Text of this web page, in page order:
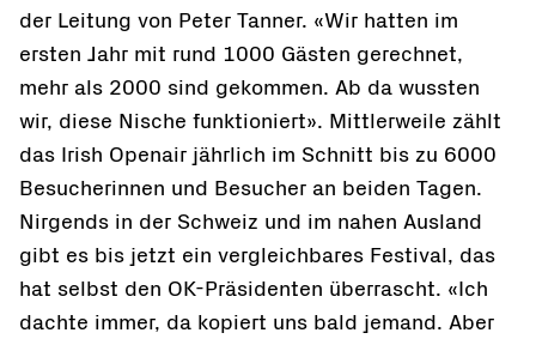
der Leitung von Peter Tanner. «Wir hatten im
ersten Jahr mit rund 1000 Gästen gerechnet,
mehr als 2000 sind gekommen. Ab da wussten
wir, diese Nische funktioniert». Mittlerweile zählt
das Irish Openair jährlich im Schnitt bis zu 6000
Besucherinnen und Besucher an beiden Tagen.
Nirgends in der Schweiz und im nahen Ausland
gibt es bis jetzt ein vergleichbares Festival, das
hat selbst den OK-Präsidenten überrascht. «Ich
dachte immer, da kopiert uns bald jemand. Aber